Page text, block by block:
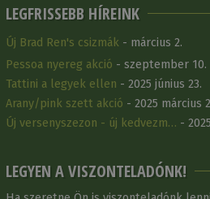
LEGFRISSEBB HÍREINK
Új Brad Ren's csizmák - március 2.
Pessoa nyereg akció - szeptember 10.
Tattini a legyek ellen - 2025 június 23.
Arany/pink szett akció - 2025 március
Új versenyszezon - új kedvezm… -
LEGYEN A VISZONTELADÓNK!